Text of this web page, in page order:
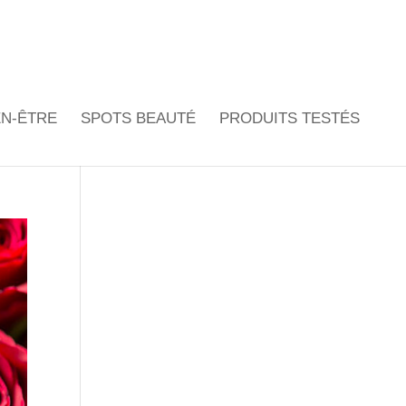
ÊTRE SPOTS BEAUTÉ PRODUITS TESTÉS